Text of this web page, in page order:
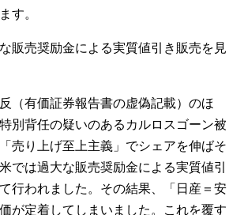
す。
販売奨励金による実質値引き販売を見
（有価証券報告書の虚偽記載）のほ
別背任の疑いのあるカルロスゴーン被
売り上げ至上主義」でシェアを伸ばそ
では過大な販売奨励金による実質値引
行われました。その結果、「日産＝安
が定着してしまいました。これを覆す